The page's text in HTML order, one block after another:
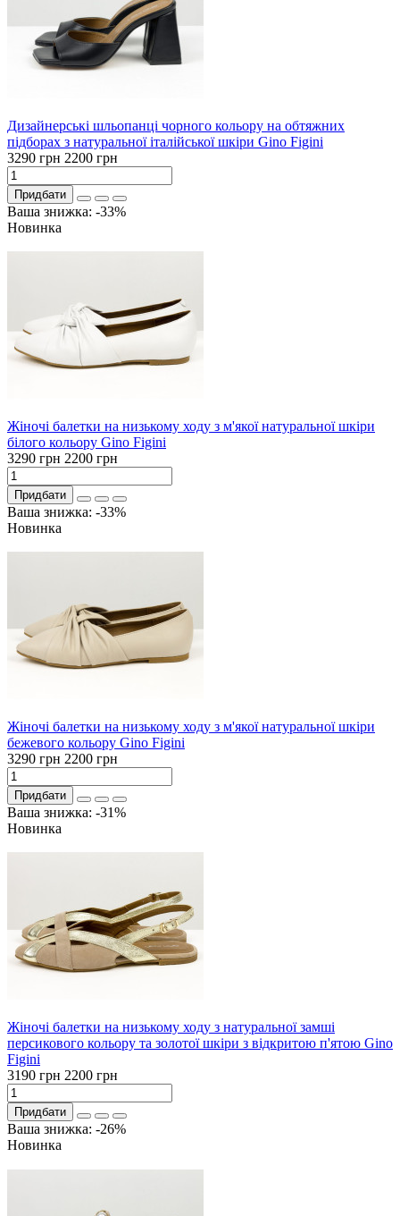
Дизайнерські шльопанці чорного кольору на обтяжних
підборах з натуральної італійської шкіри Gino Figini
3290 грн 2200 грн
Придбати
Ваша знижка: -33%
Новинка
Жіночі балетки на низькому ходу з м'якої натуральної шкіри
білого кольору Gino Figini
3290 грн 2200 грн
Придбати
Ваша знижка: -33%
Новинка
Жіночі балетки на низькому ходу з м'якої натуральної шкіри
бежевого кольору Gino Figini
3290 грн 2200 грн
Придбати
Ваша знижка: -31%
Новинка
Жіночі балетки на низькому ходу з натуральної замші
персикового кольору та золотої шкіри з відкритою п'ятою Gino
Figini
3190 грн 2200 грн
Придбати
Ваша знижка: -26%
Новинка